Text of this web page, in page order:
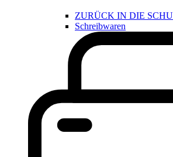
ZURÜCK IN DIE
Schreibwaren